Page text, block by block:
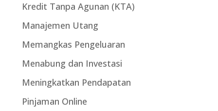
Kredit Tanpa Agunan (KTA)
Manajemen Utang
Memangkas Pengeluaran
Menabung dan Investasi
Meningkatkan Pendapatan
Pinjaman Online